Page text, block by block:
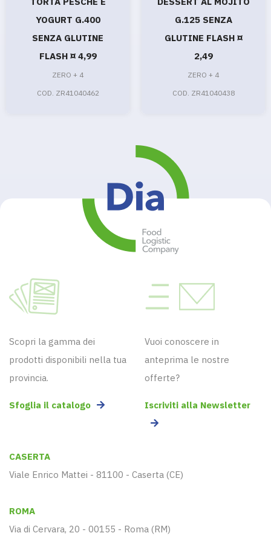
YOGURT G.400
SENZA GLUTINE
FLASH ¤ 4,99
ZERO + 4
COD. ZR41040462
G.125 SENZA
GLUTINE FLASH ¤
2,49
ZERO + 4
COD. ZR41040438
Scopri la gamma dei
prodotti disponibili nella tua
provincia.
Sfoglia il catalogo
Vuoi conoscere in
anteprima le nostre
offerte?
Iscriviti alla Newsletter
CASERTA
Viale Enrico Mattei - 81100 - Caserta (CE)
ROMA
Via di Cervara, 20 - 00155 - Roma (RM)